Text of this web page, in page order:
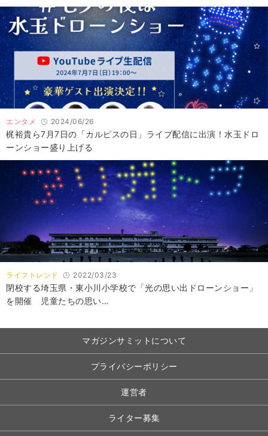
エンタメ 2024/06/26
梶裕貴ら7月7日の「カルピスの日」ライブ配信に出演！水玉ドロ
ーンショー盛り上げる
ライフトレンド 2022/03/23
閉校する埼玉県・東小川小学校で「光の思い出ドローンショー」
を開催 児童たちの思い…
マガジンサミットについて
プライバシーポリシー
運営者
ライター募集